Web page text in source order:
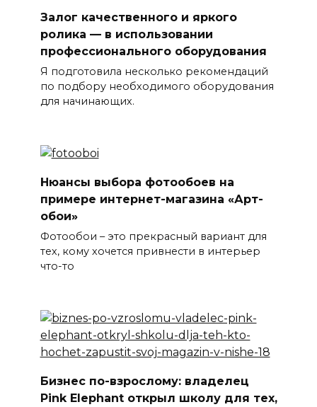
Залог качественного и яркого
ролика — в использовании
профессионального оборудования
Я подготовила несколько рекомендаций
по подбору необходимого оборудования
для начинающих.
Нюансы выбора фотообоев на
примере интернет-магазина «Арт-
обои»
Фотообои – это прекрасный вариант для
тех, кому хочется привнести в интерьер
что-то
Бизнес по-взрослому: владелец
Pink Elephant открыл школу для тех,